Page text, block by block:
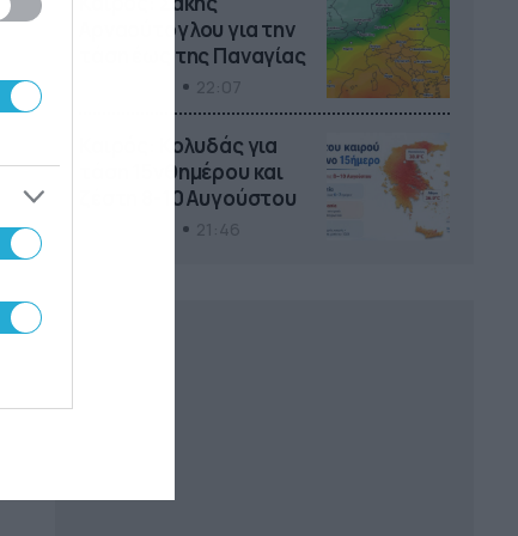
Αρναούτογλου για την
τάση έως της Παναγίας
Καιρός: Κολυδάς για
τάση 15νθημέρου και
ζέστη 8-10 Αυγούστου